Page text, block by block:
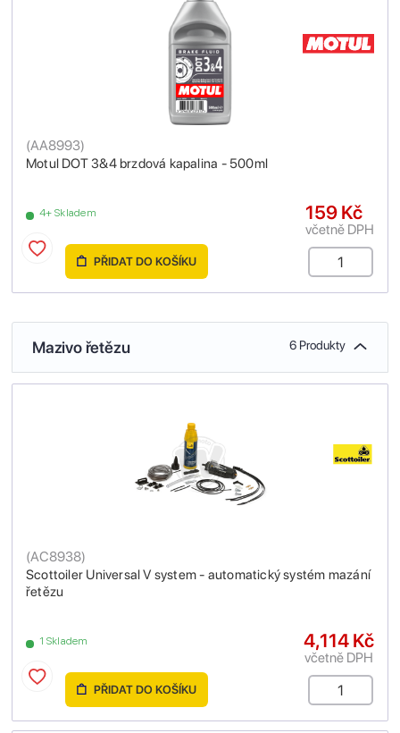
Motul DOT 3&4 brzdová kapalina - 500ml
(AA8993)
4+ Skladem 159 Kč
včetně DPH
PŘIDAT DO KOŠÍKU
Mazivo řetězu 6 Produkty
Scottoiler Universal V system - automatický systém mazání
řetězu
(AC8938)
1 Skladem 4,114 Kč
včetně DPH
PŘIDAT DO KOŠÍKU